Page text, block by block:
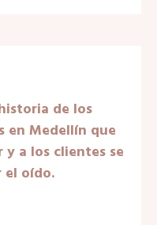
de los
en Medellín que
a los clientes se
el oído.